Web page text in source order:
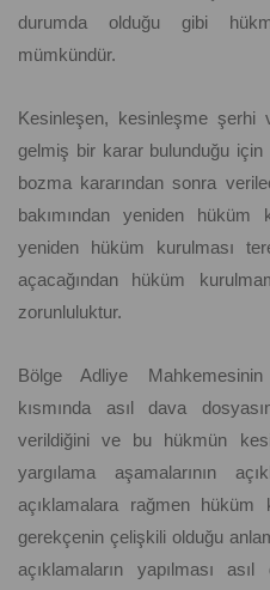
durumda olduğu gibi
mümkündür.
Kesinleşen, kesinleşme şerhi
gelmiş bir karar bulunduğu
bozma kararından sonra
bakımından yeniden hüküm
yeniden hüküm kurulması
açacağından hüküm
zorunluluktur.
Bölge Adliye
kısmında asıl dava
verildiğini ve bu hükmün
yargılama aşamalarının
açıklamalara rağmen hüküm
gerekçenin çelişkili olduğu
açıklamaların yapılması